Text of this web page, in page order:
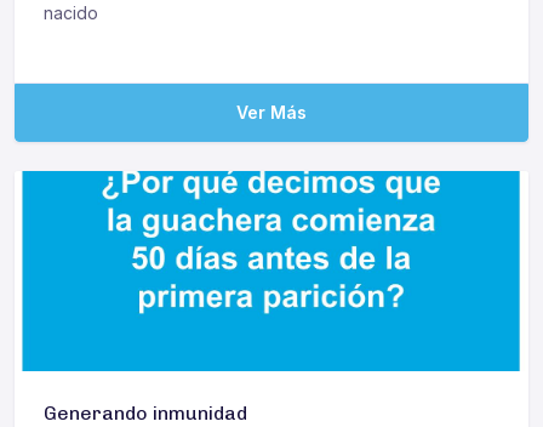
nacido
Ver Más
Generando inmunidad